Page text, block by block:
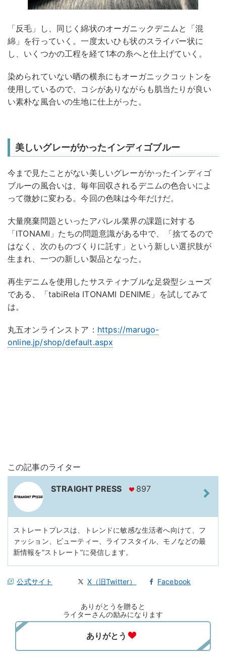
「反毛」し、同じく綿状のオーガニックデニムと「混
綿」を行っていく。一度太いひも状のスライバー状に
し、いくつかの工程を経て1本の糸へと仕上げていく。
染められていない晒の横糸にもオーガニックコットンを
使用しているので、コシがありながらも肌当たりが良い
い素朴な風合いの生地に仕上がった。
美しいグレーがかったインディゴブルー
今まで見たことがない美しいグレーがかったインディゴ
ブルーの風合いは、毎年回収されるデニムの色合いによ
って微妙に変わる。今回の色味は今年だけだ。
大量廃棄問題といったアパレル業界の課題に対する
「ITONAMI」たちの問題意識がある中で、「捨てるので
はなく、次のものづくりに託す」という新しい選択肢が
生まれ、一つの新しい製品となった。
再生デニムを使用したサスティナブルな足袋型シューズ
である、「tabiRela ITONAMI DENIME」を試してみて
は。
丸五オンラインストア： https://marugo-
online.jp/shop/default.aspx
この記事のライター
STRAIGHT PRESS 897
ストレートプレスは、トレンドに敏感な生活者へ向けて、フ
ァッション、ビューティー、ライフスタイル、モノなどの最
新情報を“ストレート”に発信します。
公式サイト X（旧Twitter） Facebook
ありがとうを贈ると
ライターさんの励みになります